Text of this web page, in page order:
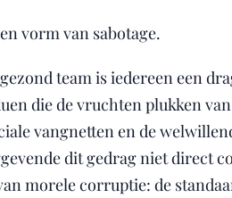
vorm van sabotage.
team is iedereen een
die de vruchten plukken
vangnetten en de
dit gedrag niet direct
morele corruptie: de